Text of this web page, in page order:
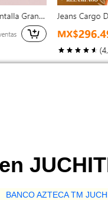
BANCO AZTECA TM